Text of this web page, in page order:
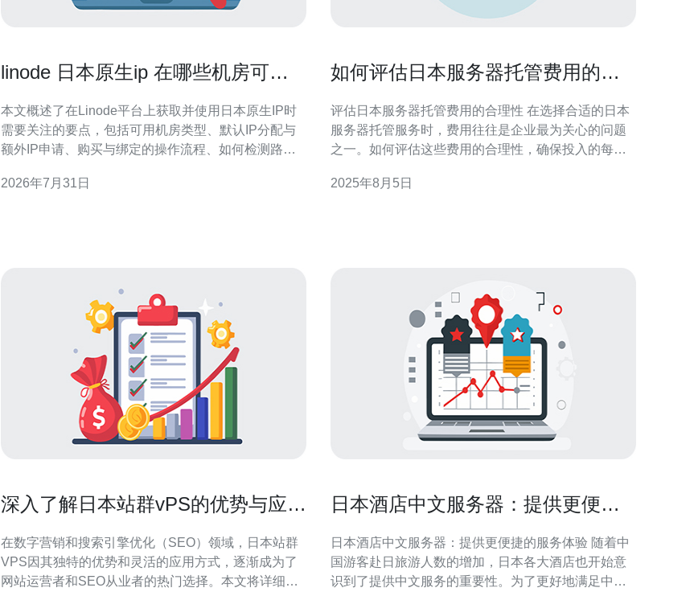
linode 日本原生ip 在哪些机房可用
本文概述了在Linode平台上获取并使用日本原生IP时
需要关注的要点，包括可用机房类型、默认IP分配与
额外IP申请、购买与绑定的操作流程、如何检测路由
你在部署日本节点时做出更合适的决策。 在哪些机房
2026年7月31日
如何评估日本服务器托管费用的合
评估日本服务器托管费用的合理性 在选择合适的日本
服务器托管服务时，费用往往是企业最为关心的问题
之一。如何评估这些费用的合理性，确保投入的每一
关键要点，帮助您做出明智的决策。 1. **市场调研是
2025年8月5日
深入了解日本站群vPS的优势与应用
在数字营销和搜索引擎优化（SEO）领域，日本站群
VPS因其独特的优势和灵活的应用方式，逐渐成为了
网站运营者和SEO从业者的热门选择。本文将详细探
日本酒店中文服务器：提供更便捷
日本酒店中文服务器：提供更便捷的服务体验 随着中
国游客赴日旅游人数的增加，日本各大酒店也开始意
识到了提供中文服务的重要性。为了更好地满足中国